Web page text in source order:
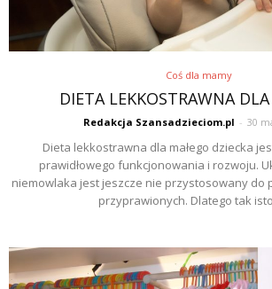
Coś dla mamy
DIETA LEKKOSTRAWNA
Redakcja Szansadzieciom.pl - 30
Dieta lekkostrawna dla małego dziecka
prawidłowego funkcjonowania i rozwoju.
niemowlaka jest jeszcze nie przystosowany do
przyprawionych. Dlatego tak